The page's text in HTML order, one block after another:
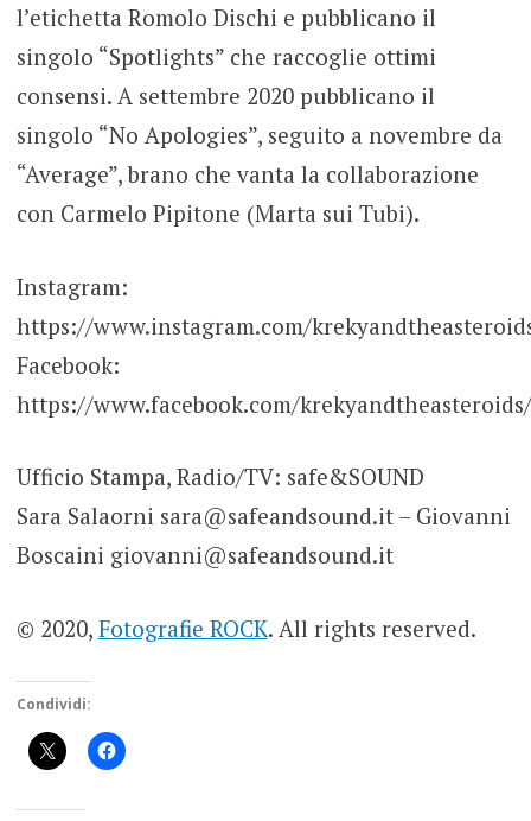
l’etichetta Romolo Dischi e pubblicano il
singolo “Spotlights” che raccoglie ottimi
consensi. A settembre 2020 pubblicano il
singolo “No Apologies”, seguito a novembre da
“Average”, brano che vanta la collaborazione
con Carmelo Pipitone (Marta sui Tubi).
Instagram:
https://www.instagram.com/
Facebook:
https://www.facebook.com/krekyandtheasteroids/
Ufficio Stampa, Radio/TV: safe&SOUND
Sara Salaorni sara@safeandsound.it – Giovanni
Boscaini giovanni@safeandsound.it
© 2020, Fotografie ROCK. All rights reserved.
Condividi: